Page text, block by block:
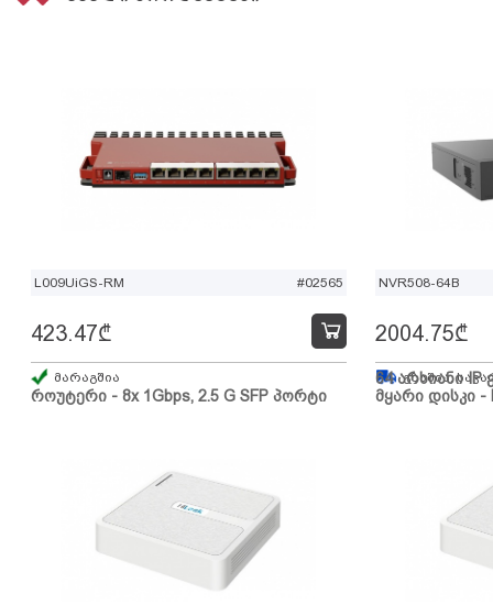
L009UiGS-RM #02565
როუტერი - 8x 1Gbps, 2.5 G SFP პორტი
423.47₾
მარაგშია
NVR508-64B
64 არხიანი IP
მყარი დისკი -
2004.75₾
გზაშია,